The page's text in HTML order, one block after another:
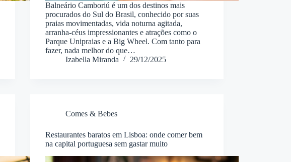
Balneário Camboriú é um dos destinos mais
procurados do Sul do Brasil, conhecido por suas
praias movimentadas, vida noturna agitada,
arranha-céus impressionantes e atrações como o
Parque Unipraias e a Big Wheel. Com tanto para
fazer, nada melhor do que…
Izabella Miranda
29/12/2025
Comes & Bebes
Restaurantes baratos em Lisboa: onde comer bem
na capital portuguesa sem gastar muito